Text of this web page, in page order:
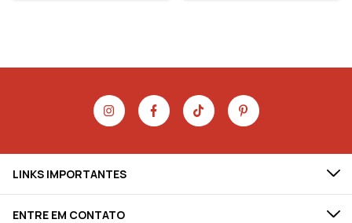
LINKS IMPORTANTES
ENTRE EM CONTATO